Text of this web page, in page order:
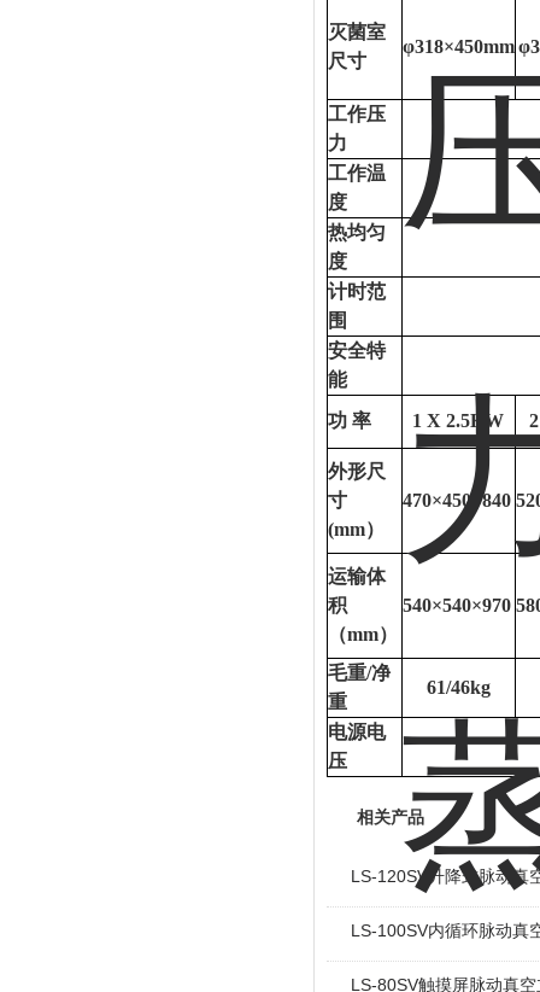
灭菌室
尺寸
φ318×450mm
工作压
力
工作温
度
热均匀
度
计时范
围
安全特
能
功 率 1 X 2.5KW
外形尺
寸
(mm）
470×450×840
运输体
积
（mm）
540×540×970
毛重/净
重
61/46kg
电源电
压
相关产品
LS-120SV升降式脉动真
LS-100SV内循环脉动真
LS-80SV触摸屏脉动真